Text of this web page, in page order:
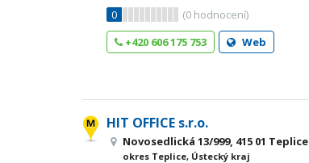
0
(0 hodnocení)
+420 606 175 753
Web
HIT OFFICE s.r.o.
Novosedlická 13/999, 415 01 Teplice
okres Teplice, Ústecký kraj